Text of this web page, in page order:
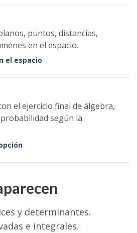
puntos, distancias,
en el espacio.
el espacio
el ejercicio final de álgebra,
según la
y determinantes.
e integrales.